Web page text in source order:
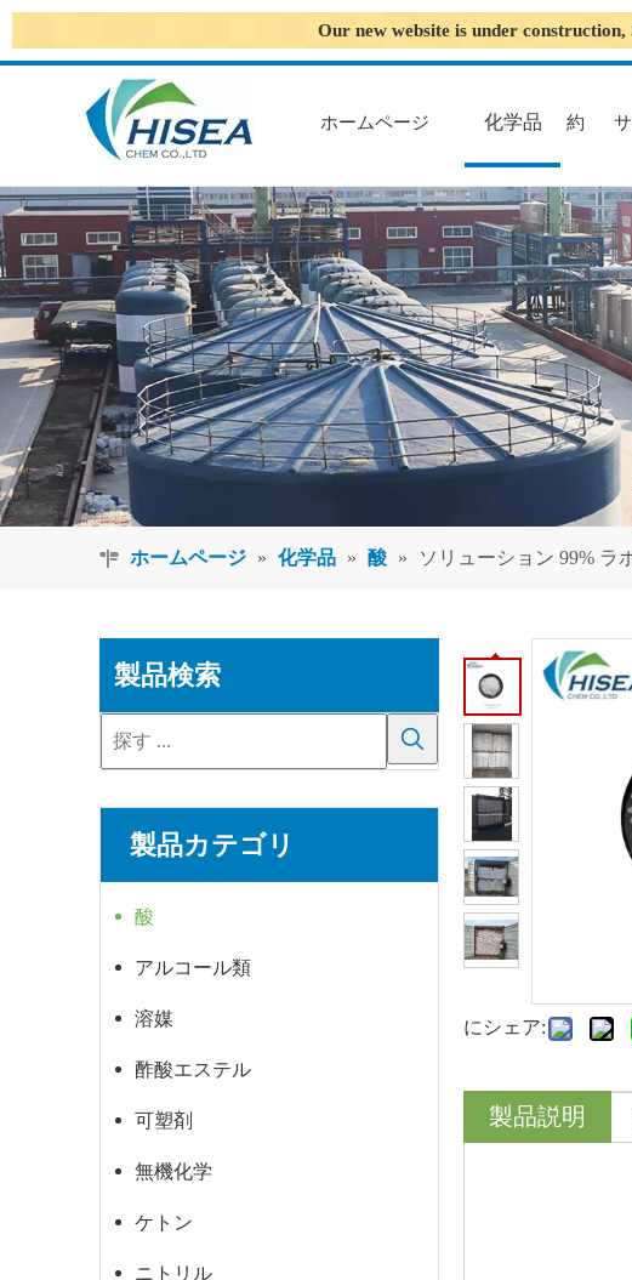
Our new website is under
ホームページ 化学品 約
ホームページ » 化学品 » 酸 » ソリューション 99% ラ
製品検索
製品カテゴリ
酸
アルコール類
溶媒
酢酸エステル
可塑剤
無機化学
ケトン
ニトリル
にシェア:
製品説明